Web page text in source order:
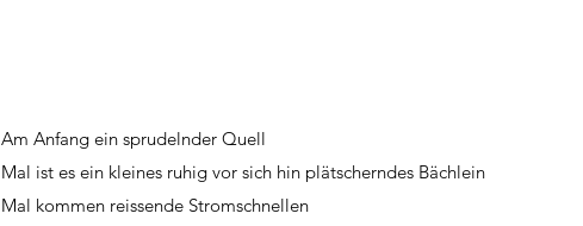
Am Anfang ein sprudelnder Quell
Mal ist es ein kleines ruhig vor sich hin plätscherndes Bächlein
Mal kommen reissende Stromschnellen